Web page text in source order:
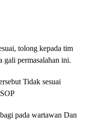
tolong kepada tim
gali permasalahan ini.
Tidak sesuai
pada wartawan Dan